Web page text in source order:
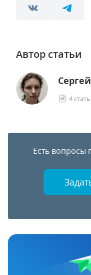
Автор статьи
4
Есть вопросы